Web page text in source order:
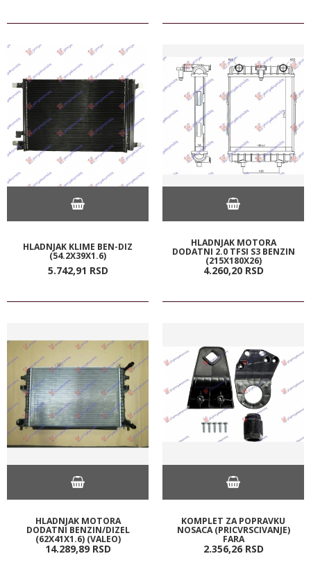
HLADNJAK KLIME BEN-DIZ
(54.2X39X1.6)
5.742,91 RSD
HLADNJAK MOTORA
DODATNI 2.0 TFSI S3 BENZIN
(215X180X26)
4.260,20 RSD
HLADNJAK MOTORA
DODATNI BENZIN/DIZEL
(62X41X1.6) (VALEO)
14.289,89 RSD
KOMPLET ZA POPRAVKU
NOSACA (PRICVRSCIVANJE)
FARA
2.356,26 RSD